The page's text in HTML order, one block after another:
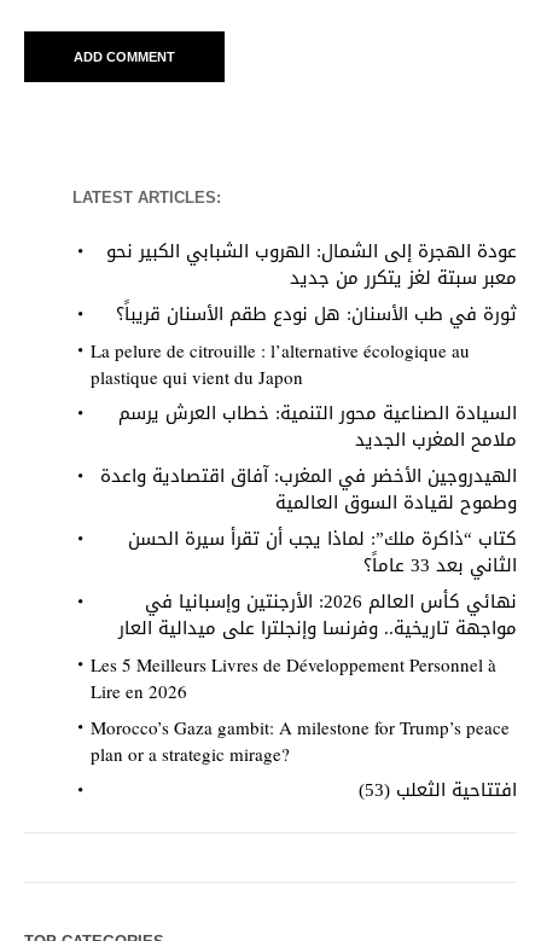
LATEST ARTICLES:
عودة الهجرة إلى الشمال: الهروب الشبابي الكبير نحو
معبر سبتة لغز يتكرر من جديد
ثورة في طب الأسنان: هل نودع طقم الأسنان قريباً؟
La pelure de citrouille : l’alternative écologique au
plastique qui vient du Japon
السيادة الصناعية محور التنمية: خطاب العرش يرسم
ملامح المغرب الجديد
الهيدروجين الأخضر في المغرب: آفاق اقتصادية واعدة
وطموح لقيادة السوق العالمية
كتاب “ذاكرة ملك”: لماذا يجب أن تقرأ سيرة الحسن
الثاني بعد 33 عاماً؟
نهائي كأس العالم 2026: الأرجنتين وإسبانيا في
مواجهة تاريخية.. وفرنسا وإنجلترا على ميدالية العار
Les 5 Meilleurs Livres de Développement Personnel à
Lire en 2026
Morocco’s Gaza gambit: A milestone for Trump’s peace
plan or a strategic mirage?
افتتاحية الثعلب (53)